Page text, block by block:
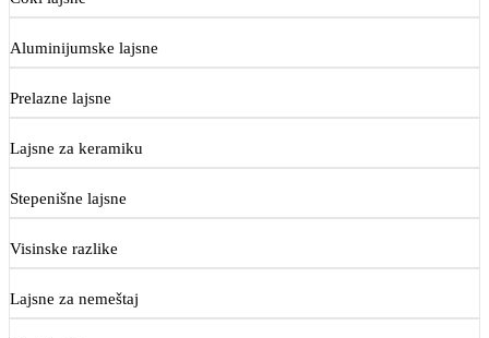
Aluminijumske lajsne
Prelazne lajsne
Lajsne za keramiku
Stepenišne lajsne
Visinske razlike
Lajsne za nemeštaj